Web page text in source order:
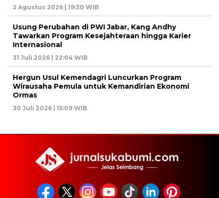
2 Agustus 2026 | 19:30 WIB
Usung Perubahan di PWI Jabar, Kang Andhy
Tawarkan Program Kesejahteraan hingga Karier
Internasional
31 Juli 2026 | 22:04 WIB
Hergun Usul Kemendagri Luncurkan Program
Wirausaha Pemula untuk Kemandirian Ekonomi
Ormas
30 Juli 2026 | 15:09 WIB